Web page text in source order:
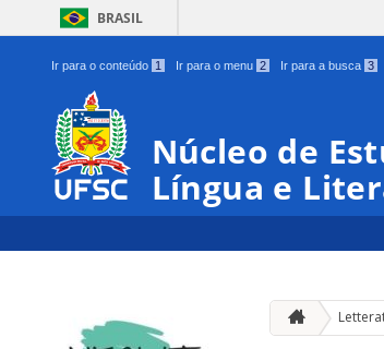
BRASIL
Ir para o conteúdo 1 Ir para o menu 2 Ir para a busca 3
Núcleo de
Língua e